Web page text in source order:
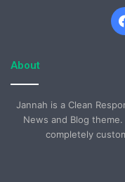
About
Jannah is a Clean
News and Blog
completely